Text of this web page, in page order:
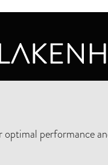
performance